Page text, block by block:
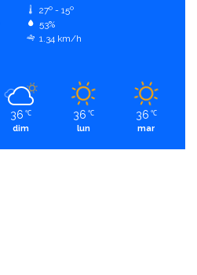
27º - 15º
53%
1.34 km/h
36 ℃
dim
36 ℃
lun
36 ℃
mar